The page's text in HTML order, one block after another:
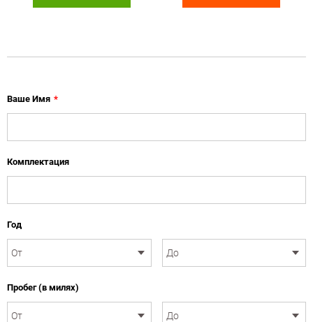
Ваше Имя *
Комплектация
Год
Пробег (в милях)